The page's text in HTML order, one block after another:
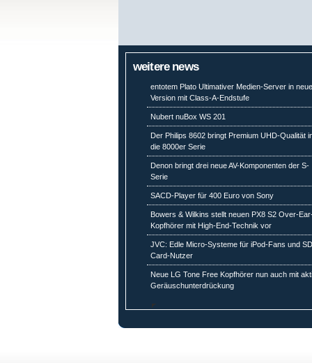
weitere news
entotem Plato Ultimativer Medien-Server in
Version mit Class-A-Endstufe
Nubert nuBox WS 201
Der Philips 8602 bringt Premium UHD-Qualität
die 8000er Serie
Denon bringt drei neue AV-Komponenten der S-
Serie
SACD-Player für 400 Euro von Sony
Bowers & Wilkins stellt neuen PX8 S2 Over-
Kopfhörer mit High-End-Technik vor
JVC: Edle Micro-Systeme für iPod-Fans und
Card-Nutzer
Neue LG Tone Free Kopfhörer nun auch mit
Geräuschunterdrückung